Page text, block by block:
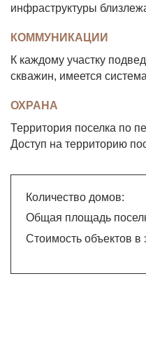
инфраструктуры
КОММУНИКАЦИИ
К каждому участку
скважин, имеется
ОХРАНА
Территория поселка по
Доступ на территорию
Количество домов:
Общая площадь
Стоимость объектов в